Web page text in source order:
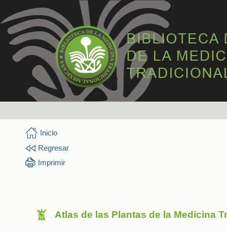
Inicio
Regresar
Imprimir
Atlas de las Plantas de la Medicina